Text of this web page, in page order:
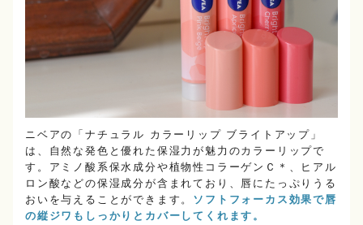
ニベアの「ナチュラル カラーリップ ブライトアップ」
は、自然な発色と優れた保湿力が魅力のカラーリップで
す。アミノ酸系保水成分や植物性コラーゲンＣ＊、ヒアル
ロン酸などの保湿成分が含まれており、唇にたっぷりうる
おいを与えることができます。 ソフトフォーカス効果で唇
の縦ジワもしっかりとカバーしてくれます。